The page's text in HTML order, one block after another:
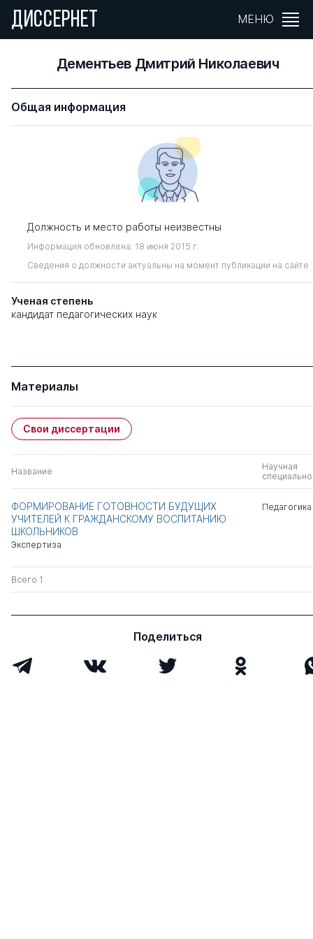
ДИССЕРНЕТ МЕНЮ
Дементьев Дмитрий Николаевич
Общая информация
Должность и место работы неизвестны
Информация обновлена: 18 июня 2015 г.
Сведения о должности актуальны на момент публикации на сайте
Ученая степень
кандидат педагогических наук
Материалы
Свои диссертации
Название
Научная
ФОРМИРОВАНИЕ ГОТОВНОСТИ БУДУЩИХ
УЧИТЕЛЕЙ К ГРАЖДАНСКОМУ ВОСПИТАНИЮ
ШКОЛЬНИКОВ
Экспертиза
Педагогика
Всего 1
Поделиться